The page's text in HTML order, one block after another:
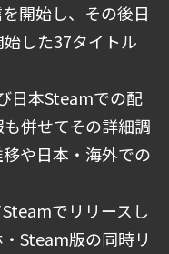
開始し、その後日
した37タイトル
日本Steamでの配
併せてその詳細調
や日本・海外での
でリリースし
Steam版の同時リ